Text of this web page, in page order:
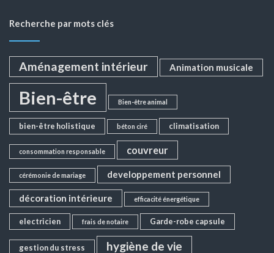
Recherche par mots clés
Aménagement intérieur Animation musicale
Bien-être Bien-être animal
bien-être holistique béton ciré climatisation
consommation responsable couvreur
cérémonie de mariage developpement personnel
décoration intérieure efficacité énergétique
electricien frais de notaire Garde-robe capsule
gestion du stress hygiène de vie